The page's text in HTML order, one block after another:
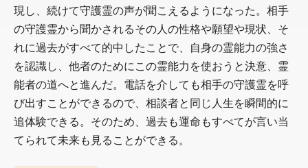
現し、続けて守護霊の声が聞こえるようになった。相手
の守護霊から聞かされるその人の性格や願望や現状、そ
れに過去がすべて的中したことで、自身の霊能力の強さ
を認識し、他者のためにこの霊能力を使おうと決意、霊
能者の道へと進んだ。電話を介しても相手の守護霊を呼
び出すことができるので、相談者と同じ人生を瞬間的に
追体験できる。そのため、過去も運命もすべてが言い当
てられて未来も見ることができる。